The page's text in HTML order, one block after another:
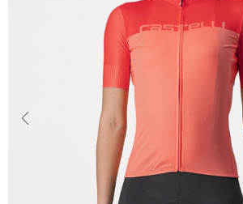
Previous